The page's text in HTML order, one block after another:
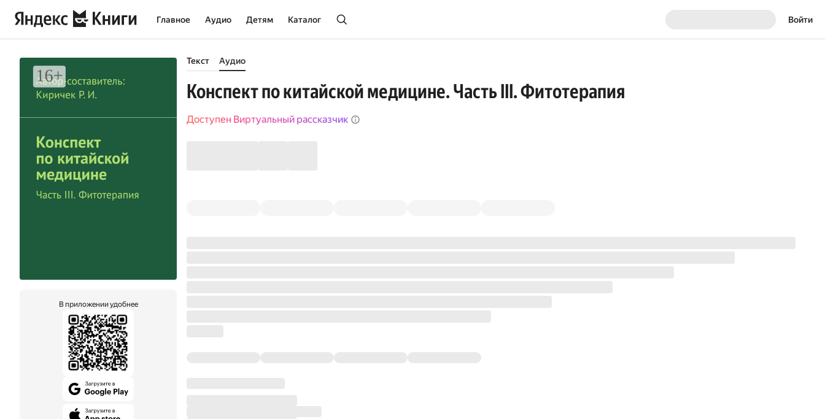
Главное Аудио Детям Каталог Войти
В приложении удобнее
Текст Аудио
Конспект по китайской медицине. Часть III. Фитотерапия
Доступен Виртуальный рассказчик